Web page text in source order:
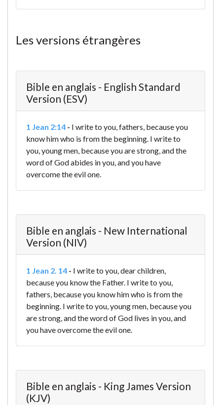
Les versions étrangères
Bible en anglais - English Standard
Version (ESV)
1 Jean 2:14 - I write to you, fathers, because you
know him who is from the beginning. I write to
you, young men, because you are strong,and the
word of God abides in you,and you have
overcome the evil one.
Bible en anglais - New International
Version (NIV)
1 Jean 2. 14 - I write to you, dear children,
because you know the Father. I write to you,
fathers, because you know him who is from the
beginning. I write to you, young men, because you
are strong,and the word of God lives in you,and
you have overcome the evil one.
Bible en anglais - King James Version
(KJV)